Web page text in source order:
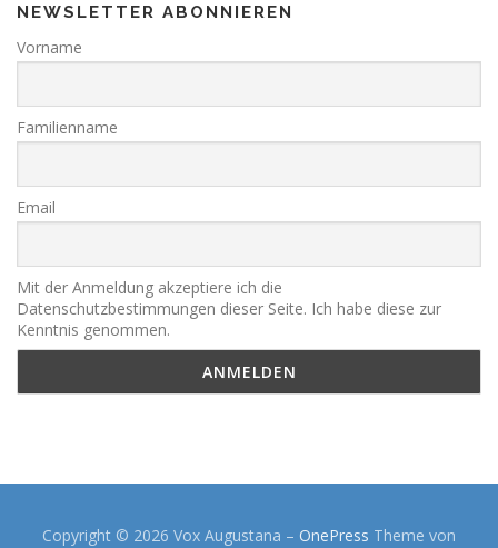
NEWSLETTER ABONNIEREN
Vorname
Familienname
Email
Mit der Anmeldung akzeptiere ich die
Datenschutzbestimmungen dieser Seite. Ich habe diese zur
Kenntnis genommen.
Copyright © 2026 Vox Augustana – OnePress Theme von